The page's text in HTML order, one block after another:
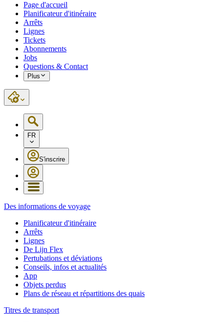
Page d'accueil
Planificateur d'itinéraire
Arrêts
Lignes
Tickets
Abonnements
Jobs
Questions & Contact
Plus
FR
S'inscrire
Des informations de voyage
Planificateur d'itinéraire
Arrêts
Lignes
De Lijn Flex
Pertubations et déviations
Conseils, infos et actualités
App
Objets perdus
Plans de réseau et répartitions des quais
Titres de transport